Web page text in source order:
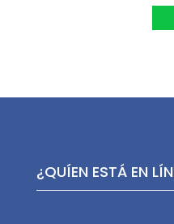
¿QUÍEN ESTÁ EN